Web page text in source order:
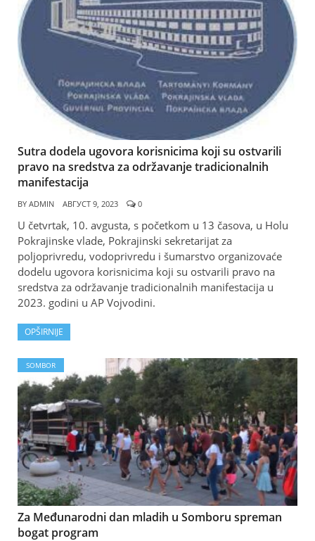
Sutra dodela ugovora korisnicima koji su ostvarili
pravo na sredstva za održavanje tradicionalnih
manifestacija
BY ADMIN АВГУСТ 9, 2023 0
U četvrtak, 10. avgusta, s početkom u 13 časova, u Holu
Pokrajinske vlade, Pokrajinski sekretarijat za
poljoprivredu, vodoprivredu i šumarstvo organizovaće
dodelu ugovora korisnicima koji su ostvarili pravo na
sredstva za održavanje tradicionalnih manifestacija u
2023. godini u AP Vojvodini.
OPŠIRNIJE
SOMBOR
Za Međunarodni dan mladih u Somboru spreman
bogat program